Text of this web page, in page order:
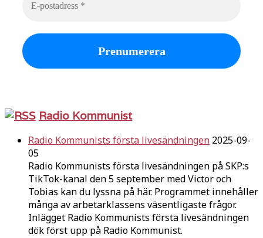
Radio Kommunist
Radio Kommunists första livesändningen 2025-09-
05
Radio Kommunists första livesändningen på SKP:s
TikTok-kanal den 5 september med Victor och
Tobias kan du lyssna på här. Programmet innehåller
många av arbetarklassens väsentligaste frågor.
Inlägget Radio Kommunists första livesändningen
dök först upp på Radio Kommunist.